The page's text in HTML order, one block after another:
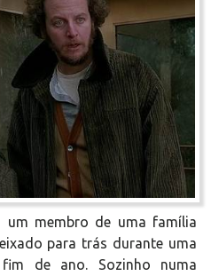
um membro de uma família
para trás durante uma
de ano. Sozinho numa